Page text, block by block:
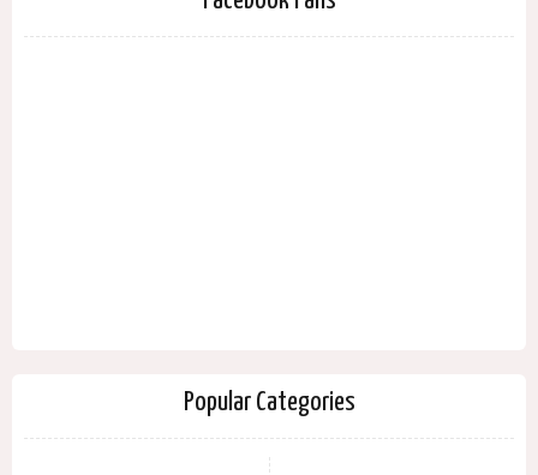
Popular Categories